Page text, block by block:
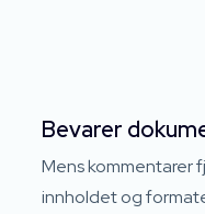
Bevarer
Mens kommentarer
innholdet og